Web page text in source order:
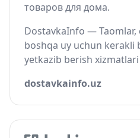
товаров для дома.
DostavkaInfo — Taomlar,
boshqa uy uchun kerakli
yetkazib berish
dostavkainfo.uz